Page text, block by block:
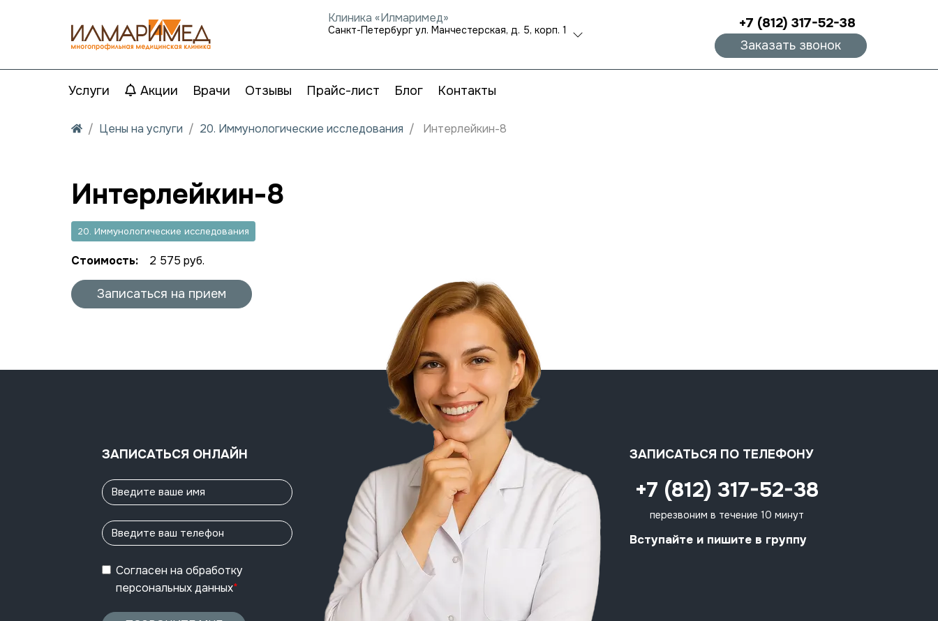
Клиника «Илмаримед»
Санкт-Петербург ул. Манчестерская, д. 5, корп. 1 +7 (812) 317-52-38
Заказать звонок
Услуги Акции Врачи Отзывы Прайс-лист Блог Контакты
Цены на услуги 20. Иммунологические исследования Интерлейкин-8
Интерлейкин-8
20. Иммунологические исследования
Стоимость: 2 575 руб.
Записаться на прием
ЗАПИСАТЬСЯ ОНЛАЙН
Согласен на обработку
персональных данных*
ЗАПИСАТЬСЯ ПО ТЕЛЕФОНУ
+7 (812) 317-52-38
перезвоним в течение 10 минут
Вступайте и пишите в группу